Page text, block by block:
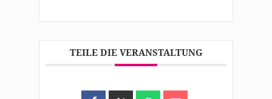
TEILE DIE VERANSTALTUNG